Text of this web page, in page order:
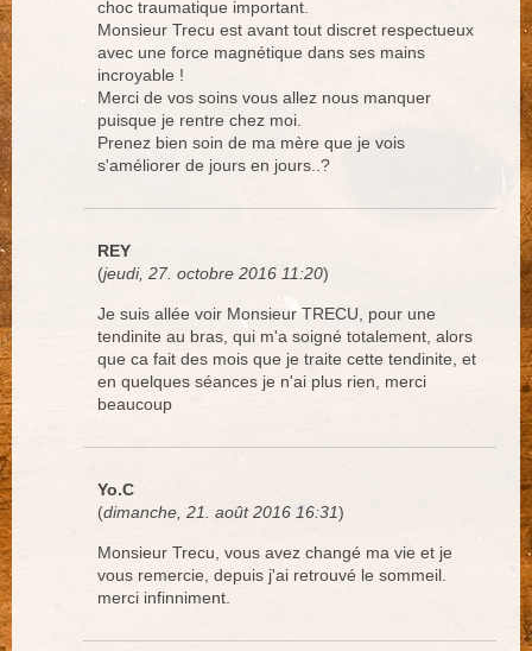
choc traumatique important.
Monsieur Trecu est avant tout discret respectueux
avec une force magnétique dans ses mains
incroyable !
Merci de vos soins vous allez nous manquer
puisque je rentre chez moi.
Prenez bien soin de ma mère que je vois
s'améliorer de jours en jours..?
REY
(jeudi, 27. octobre 2016 11:20)
Je suis allée voir Monsieur TRECU, pour une
tendinite au bras, qui m'a soigné totalement, alors
que ca fait des mois que je traite cette tendinite, et
en quelques séances je n'ai plus rien, merci
beaucoup
Yo.C
(dimanche, 21. août 2016 16:31)
Monsieur Trecu, vous avez changé ma vie et je
vous remercie, depuis j'ai retrouvé le sommeil.
merci infinniment.